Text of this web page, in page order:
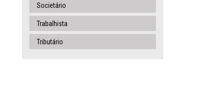
Societário
Trabalhista
Tributário